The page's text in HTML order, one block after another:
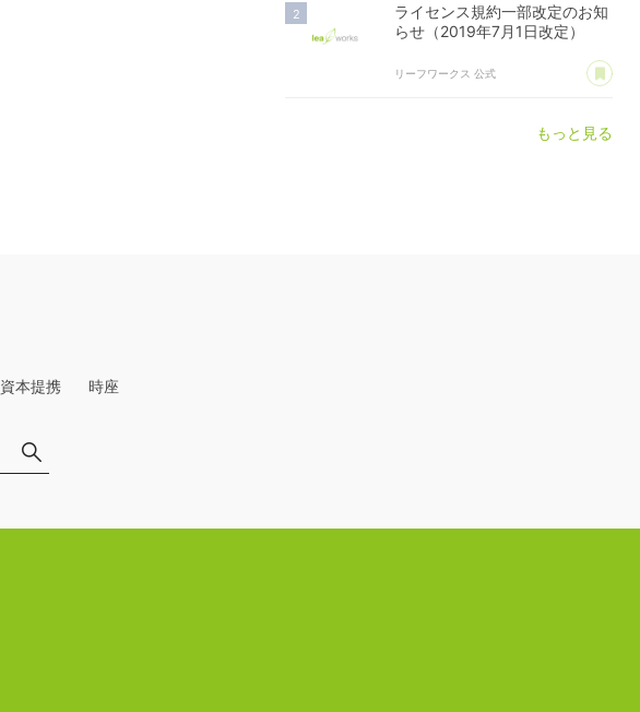
ライセンス規約一部改定のお知
らせ（2019年7月1日改定）
リーフワークス 公式 あ
もっと見る
資本提携 時座